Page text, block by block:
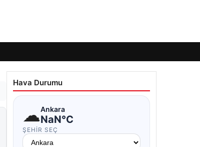
Hava Durumu
☁Ankara
NaN°C
ŞEHIR SEÇ